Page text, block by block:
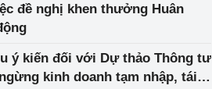
đề nghị khen thưởng Huân
ý kiến đối với Dự thảo Thông tư
kinh doanh tạm nhập, tái